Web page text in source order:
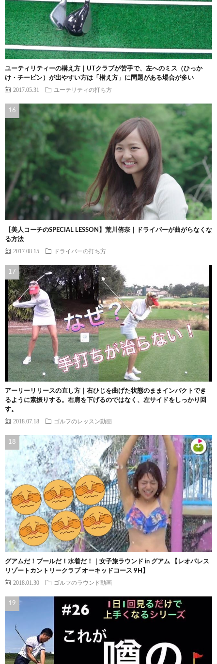
ユーティリティーの構え方｜UTクラブが苦手で、左へのミス（ひっか
け・チーピン）が出やすい方は「構え方」に問題がある場合が多い
2017.05.31 ユーテリティの打ち方
【美人コーチのSPECIAL LESSON】荒川侑奈｜ドライバーが曲がらなくな
る方法
2017.08.15 ドライバーの打ち方
アーリーリリースの直し方｜右ひじを曲げた状態のままインパクトでき
るように素振りする。右肩を下げるのではなく、左サイドをしっかり回
す。
2018.07.18 ゴルフのレッスン動画
グアムだ！プールだ！水着だ！｜女子旅ラウンド in グアム 【レオパレス
リゾートカントリークラブ オーキッドコース 9H】
2018.01.30 ゴルフのラウンド動画